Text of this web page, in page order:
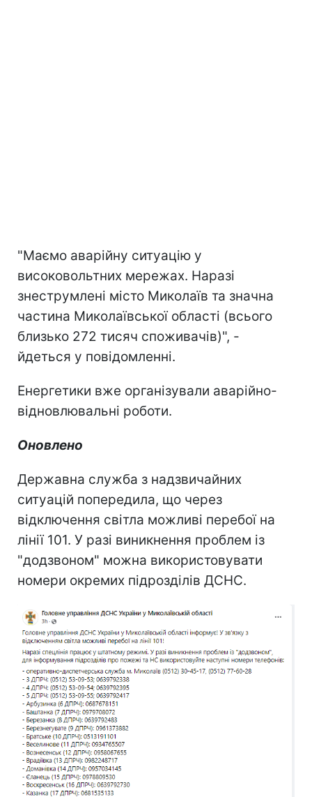
"Маємо аварійну ситуацію у
високовольтних мережах. Наразі
знеструмлені місто Миколаїв та значна
частина Миколаївської області (всього
близько 272 тисяч споживачів)", -
йдеться у повідомленні.
Енергетики вже організували аварійно-
відновлювальні роботи.
Оновлено
Державна служба з надзвичайних
ситуацій попередила, що через
відключення світла можливі перебої на
лінії 101. У разі виникнення проблем із
"додзвоном" можна використовувати
номери окремих підрозділів ДСНС.